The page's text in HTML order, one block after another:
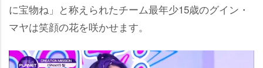
に宝物ね」と称えられたチーム最年少15歳のグイン・
マヤは笑顔の花を咲かせます。